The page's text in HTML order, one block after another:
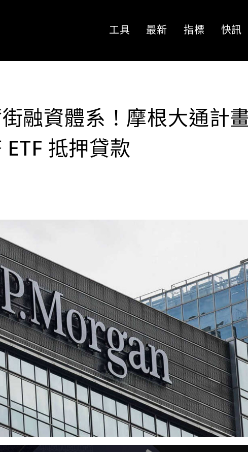
工具 最新 指標 快訊
融資體系！摩根大通計
抵押貸款